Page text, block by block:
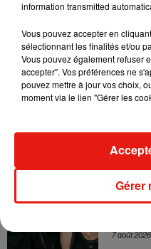
Musique
album
7 août 2026
information transmitted
Vous pouvez accepter en
sélectionnant les finalités et/ou
Vous pouvez également refuser
accepter". Vos préférences ne
pouvez mettre à jour vos choix,
moment via le lien "Gérer les
Gérer